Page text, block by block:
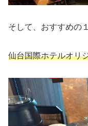
そして、おすすめの
仙台国際ホテルオリ